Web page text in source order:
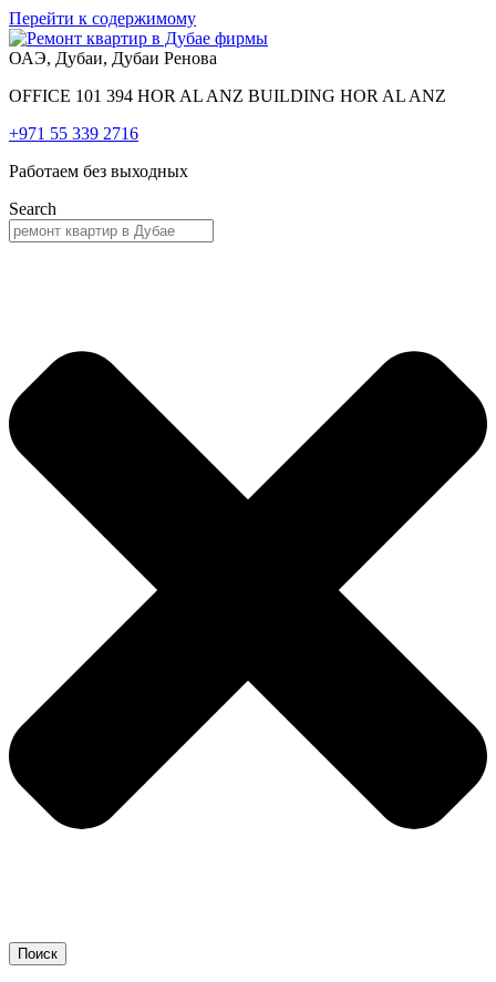
Перейти к содержимому
ОАЭ, Дубаи, Дубаи Ренова
OFFICE 101 394 HOR AL ANZ BUILDING HOR AL ANZ
+971 55 339 2716
Работаем без выходных
Search
Поиск